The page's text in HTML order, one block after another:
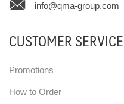
info@qma-group.com
CUSTOMER SERVICE
Promotions
How to Order